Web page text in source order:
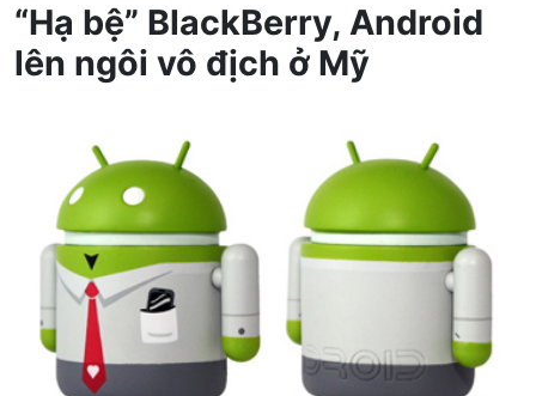
“Hạ bệ” BlackBerry, Android
lên ngôi vô địch ở Mỹ